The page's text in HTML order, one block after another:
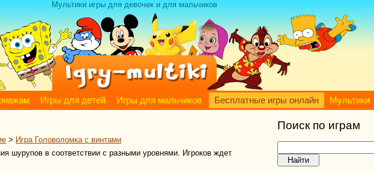
Мультики игры для девочек и для мальчиков
Игры для детей Игры для мальчиков Бесплатные игры онлайн Мультики
> Игра Головоломка с винтами
шурупов в соответствии с разными уровнями. Игроков ждет
Поиск по играм